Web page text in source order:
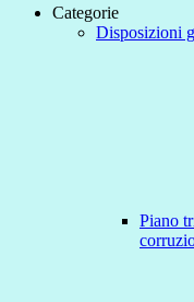
Categorie
Disposizioni
Piano